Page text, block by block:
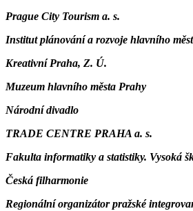
Prague City Tourism a. s.
Institut plánování a rozvoje hlavního
Kreativní Praha, Z. Ú.
Muzeum hlavního města Prahy
Národní divadlo
TRADE CENTRE PRAHA a. s.
Fakulta informatiky a statistiky. Vysoká
Česká filharmonie
Regionální organizátor pražské